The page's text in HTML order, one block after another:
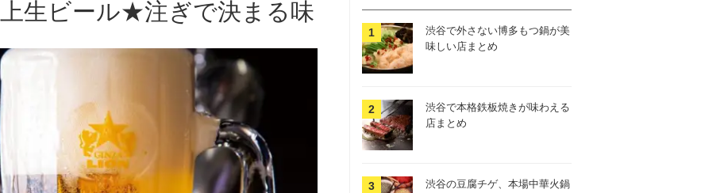
生ビール★注ぎで決まる味
渋谷で外さない博多もつ鍋が美
味しい店まとめ
渋谷で本格鉄板焼きが味わえる
店まとめ
渋谷の豆腐チゲ、本場中華火鍋